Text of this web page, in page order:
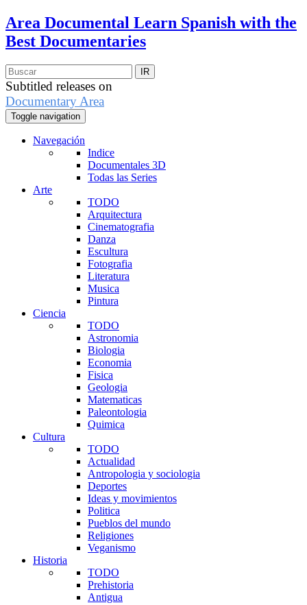
Area Documental Learn Spanish with the
Best Documentaries
Subtitled releases on
Documentary Area
Toggle navigation
Navegación
Indice
Documentales 3D
Todas las Series
Arte
TODO
Arquitectura
Cinematografia
Danza
Escultura
Fotografia
Literatura
Musica
Pintura
Ciencia
TODO
Astronomia
Biologia
Economia
Fisica
Geologia
Matematicas
Paleontologia
Quimica
Cultura
TODO
Actualidad
Antropologia y sociologia
Deportes
Ideas y movimientos
Politica
Pueblos del mundo
Religiones
Veganismo
Historia
TODO
Prehistoria
Antigua